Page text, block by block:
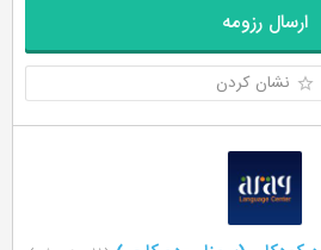
ارسال رزومه
نشان کردن